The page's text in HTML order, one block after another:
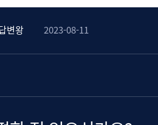
변왕
2023-08-11
글달고 커피 쿠폰 받자!
2023-08-31
변왕
왕
변왕
2023-08-11